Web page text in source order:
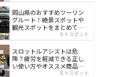
岡山県のおすすめツーリン
グルート！絶景スポットや
観光スポットをまとめて紹
モトスポット
スロットルアシストは危
険？疲労を軽減できる正し
い使い方やオススメ商品を
モトスポット